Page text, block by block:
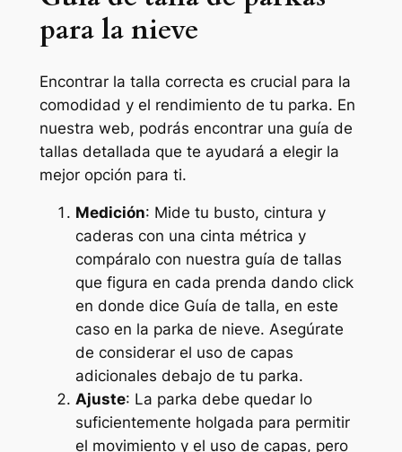
para la nieve
Encontrar la talla correcta es crucial para la
comodidad y el rendimiento de tu parka. En
nuestra web, podrás encontrar una guía de
tallas detallada que te ayudará a elegir la
mejor opción para ti.
Medición: Mide tu busto, cintura y
caderas con una cinta métrica y
compáralo con nuestra guía de tallas
que figura en cada prenda dando click
en donde dice Guía de talla, en este
caso en la parka de nieve. Asegúrate
de considerar el uso de capas
adicionales debajo de tu parka.
Ajuste: La parka debe quedar lo
suficientemente holgada para permitir
el movimiento y el uso de capas, pero